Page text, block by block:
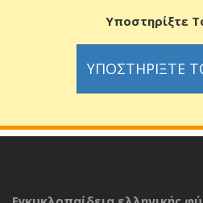
Υποστηρίξτε
ΥΠΟΣΤΗΡΊΞΤΕ